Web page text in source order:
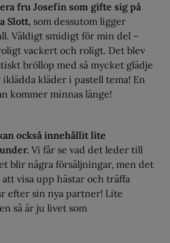
fru Josefin som gifte sig på
Slott, som dessutom ligger
Väldigt smidigt för min del –
vackert och roligt. Det blev
bröllop med så mycket glädje
kläder i pastell tema! En
kommer minnas länge!
också innehållit lite
Vi får se vad det leder till
blir några försäljningar, men det
visa upp hästar och träffa
efter sin nya partner! Lite
så är ju livet som